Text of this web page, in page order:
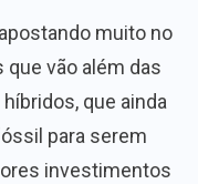
muito no
vão além das
que ainda
para serem
investimentos